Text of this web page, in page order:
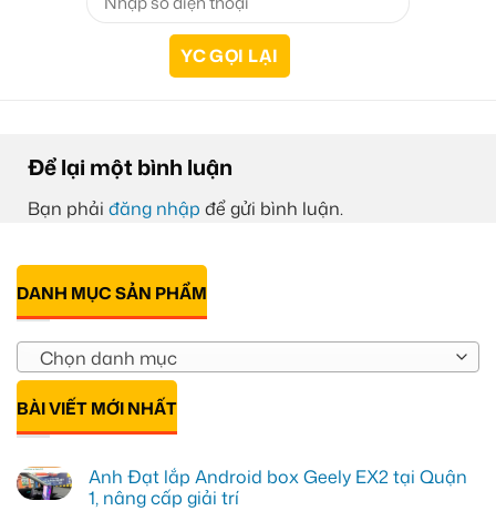
Để lại một bình luận
Bạn phải đăng nhập để gửi bình luận.
DANH MỤC SẢN PHẨM
Chọn danh mục
BÀI VIẾT MỚI NHẤT
Anh Đạt lắp Android box Geely EX2 tại Quận
1, nâng cấp giải trí